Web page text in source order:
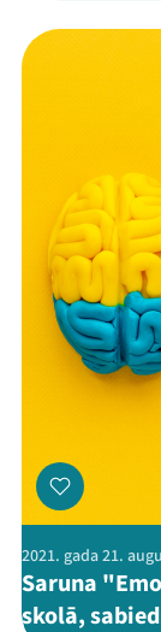
2021. gada 21.
Saruna
skolā,